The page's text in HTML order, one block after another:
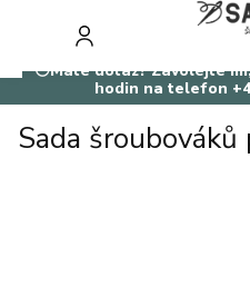
⚪Máte dotaz? Zavolejte
hodin na telefon
Sada